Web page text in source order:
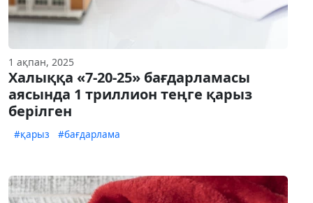
1 ақпан, 2025
Халыққа «7-20-25» бағдарламасы
аясында 1 триллион теңге қарыз
берілген
#қарыз #бағдарлама